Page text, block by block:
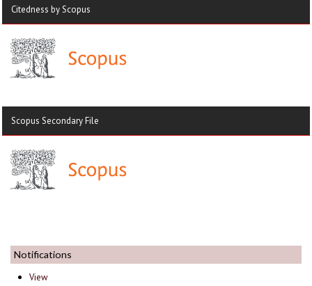
Citedness by Scopus
Scopus Secondary File
Notifications
View